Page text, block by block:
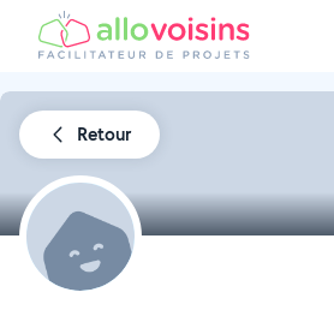
Retour